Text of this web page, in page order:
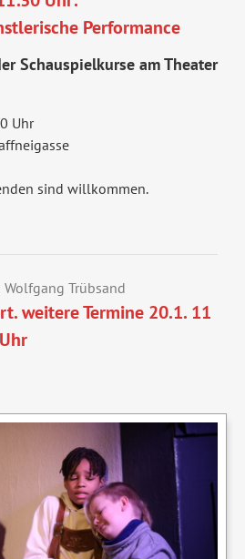
Performance
Schauspielkurse am Theater
Uhr
sind willkommen.
Wolfgang Trübsand
weitere Termine 20.1. 11